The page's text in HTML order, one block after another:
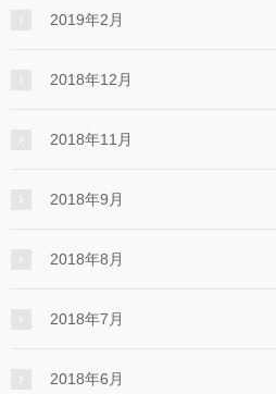
2019年2月
2018年12月
2018年11月
2018年9月
2018年8月
2018年7月
2018年6月